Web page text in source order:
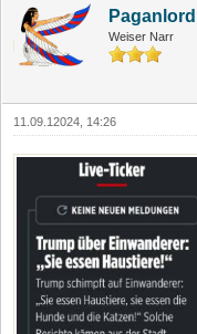
Paganlord
Weiser Narr
11.09.12024, 14:26